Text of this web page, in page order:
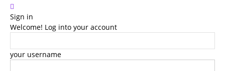
Sign in
Welcome! Log into your account
your username